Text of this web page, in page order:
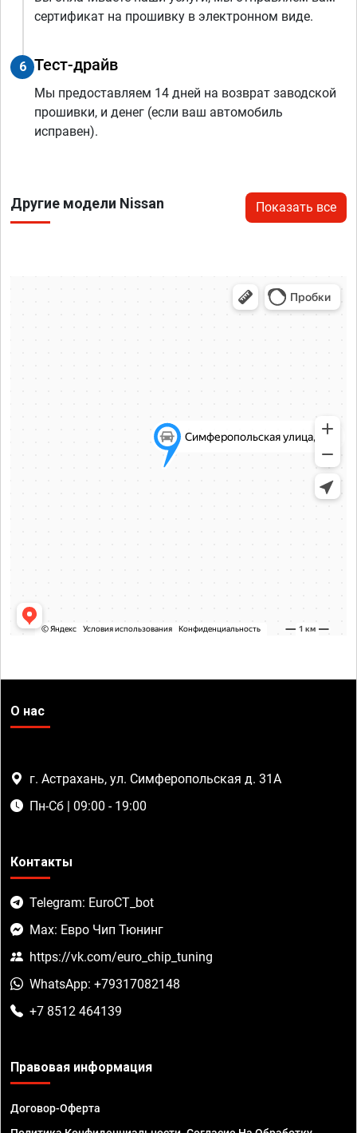
сертификат на прошивку в электронном виде.
6 Тест-драйв
Мы предоставляем 14 дней на возврат заводской
прошивки, и денег (если ваш автомобиль
исправен).
Другие модели Nissan Показать все
О нас
г. Астрахань, ул. Симферопольская д. 31А
Пн-Сб | 09:00 - 19:00
Контакты
Telegram: EuroCT_bot
Max: Евро Чип Тюнинг
https://vk.com/euro_chip_tuning
WhatsApp: +79317082148
+7 8512 464139
Правовая информация
Договор-Оферта